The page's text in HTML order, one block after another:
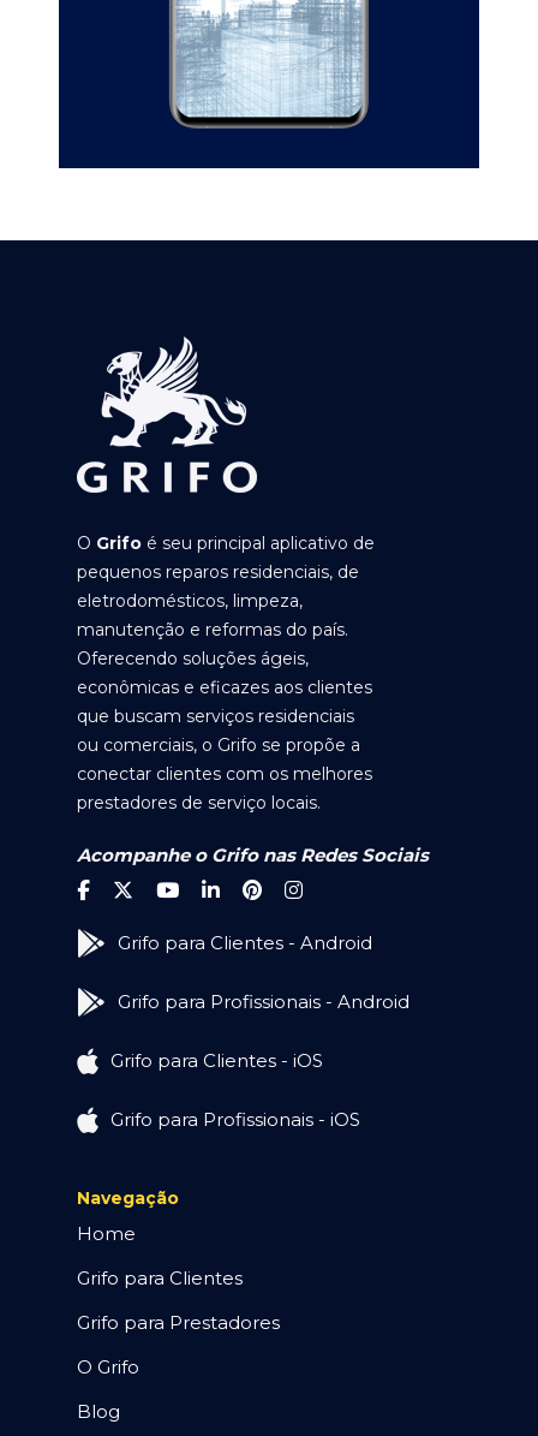
O Grifo é seu principal aplicativo de
pequenos reparos residenciais, de
eletrodomésticos, limpeza,
manutenção e reformas do país.
Oferecendo soluções ágeis,
econômicas e eficazes aos clientes
que buscam serviços residenciais
ou comerciais, o Grifo se propõe a
conectar clientes com os melhores
prestadores de serviço locais.
Acompanhe o Grifo nas Redes Sociais
Grifo para Clientes - Android
Grifo para Profissionais - Android
Grifo para Clientes - iOS
Grifo para Profissionais - iOS
Navegação
Home
Grifo para Clientes
Grifo para Prestadores
O Grifo
Blog